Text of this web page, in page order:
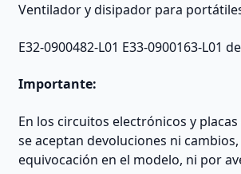
Ventilador y disipador para portátiles
E32-0900482-L01 E33-0900163-L01
Importante:
En los circuitos electrónicos y
se aceptan devoluciones ni
equivocación en el modelo, ni por